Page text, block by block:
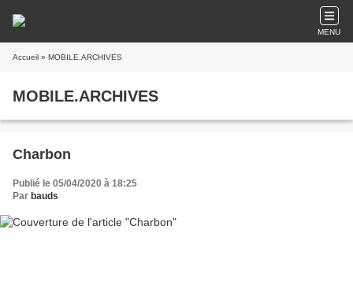
MENU
Accueil » MOBILE.ARCHIVES
MOBILE.ARCHIVES
Charbon
Publié le 05/04/2020 à 18:25
Par bauds